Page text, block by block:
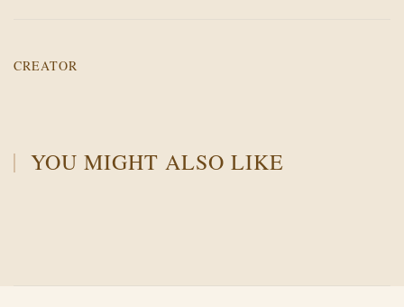
CREATOR
YOU MIGHT ALSO LIKE